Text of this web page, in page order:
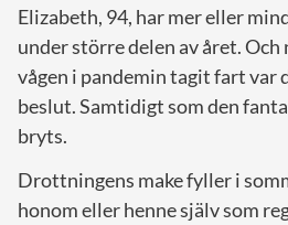
Elizabeth, 94, har mer eller
under större delen av året. Och
vågen i pandemin tagit fart var
beslut. Samtidigt som den
bryts.
Drottningens make fyller i
honom eller henne själv som